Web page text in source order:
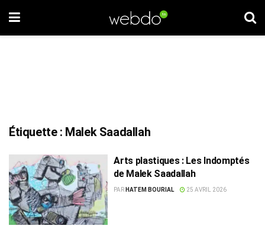
Étiquette : Malek Saadallah
Arts plastiques : Les Indomptés
de Malek Saadallah
PAR HATEM BOURIAL 25 AVRIL 2026